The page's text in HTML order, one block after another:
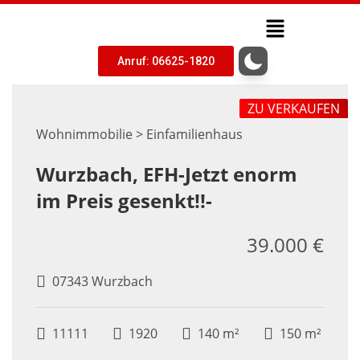
Anruf: 06625-1820
Wohnimmobilie > Einfamilienhaus
ZU VERKAUFEN
Wurzbach, EFH-Jetzt enorm
im Preis gesenkt!!-
07343 Wurzbach
39.000 €
11111 1920 140 m² 150 m²